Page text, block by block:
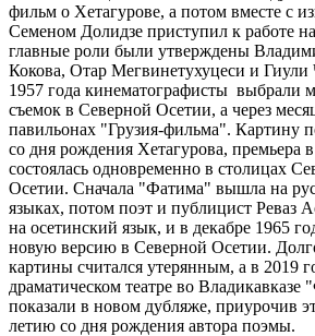
фильм о Хетагурове, а потом вместе с
Семеном Долидзе приступил к работе
главные роли были утверждены
Кокова, Отар Мегвинетухуцеси и Гиули
1957 года кинематографисты выбрали
съемок в Северной Осетии, а через
павильонах "Грузия-фильма". Картину
со дня рождения Хетагурова, премьера
состоялась одновременно в столицах
Осетии. Сначала "Фатима" вышла на
языках, потом поэт и публицист Реваз
на осетинский язык, и в декабре 1965
новую версию в Северной Осетии.
картины считался утерянным, а в 2019
драматическом театре во
показали в новом дубляже, приурочив
летию со дня рождения автора поэмы.